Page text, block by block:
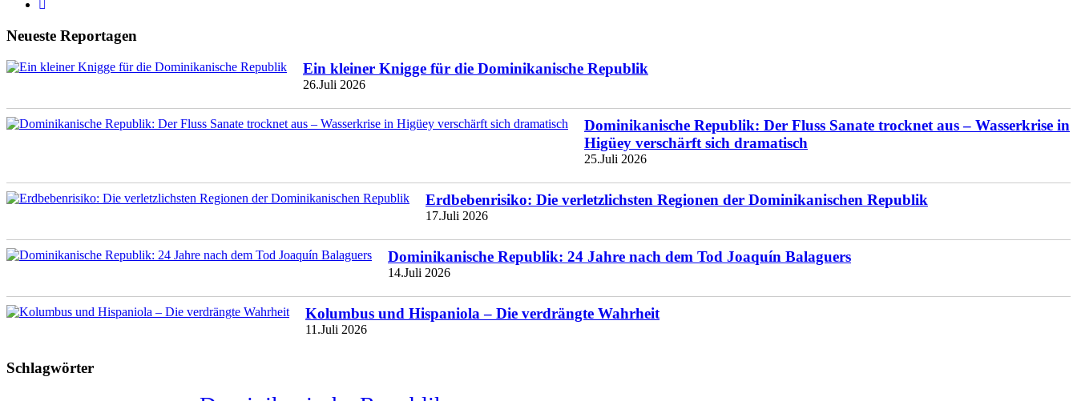
Neueste Reportagen
Ein kleiner Knigge für die Dominikanische Republik
26.Juli 2026
Dominikanische Republik: Der Fluss Sanate trocknet aus – Wasserkrise in
Higüey verschärft sich dramatisch
25.Juli 2026
Erdbebenrisiko: Die verletzlichsten Regionen der Dominikanischen Republik
17.Juli 2026
Dominikanische Republik: 24 Jahre nach dem Tod Joaquín Balaguers
14.Juli 2026
Kolumbus und Hispaniola – Die verdrängte Wahrheit
11.Juli 2026
Schlagwörter